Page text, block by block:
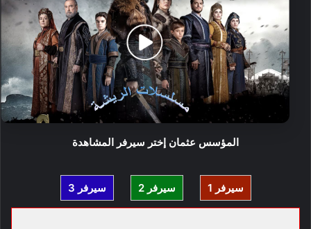
المؤسس عثمان إختر سيرفر المشاهدة
سيرفر 1 سيرفر 2 سيرفر 3